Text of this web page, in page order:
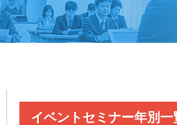
イベントセミナー年別一